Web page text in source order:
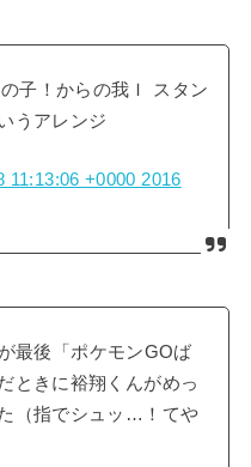
子！からの我Ｉ スタン
うアレンジ
11:13:06 +0000 2016
最後「ポケモンGOば
ときに裕翔くんがめっ
（指でシュッ…！てや